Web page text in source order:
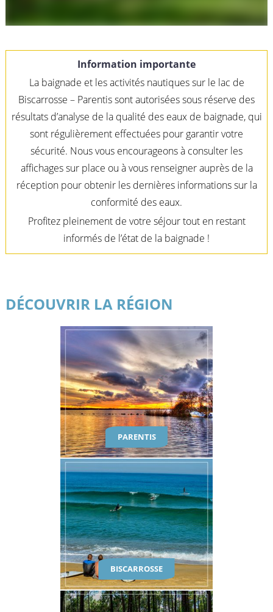
Information importante
La baignade et les activités nautiques sur le lac de
Biscarrosse – Parentis sont autorisées sous réserve des
résultats d’analyse de la qualité des eaux de baignade, qui
sont régulièrement effectuées pour garantir votre
sécurité. Nous vous encourageons à consulter les
affichages sur place ou à vous renseigner auprès de la
réception pour obtenir les dernières informations sur la
conformité des eaux.
Profitez pleinement de votre séjour tout en restant
informés de l’état de la baignade !
DÉCOUVRIR LA RÉGION
PARENTIS
BISCARROSSE